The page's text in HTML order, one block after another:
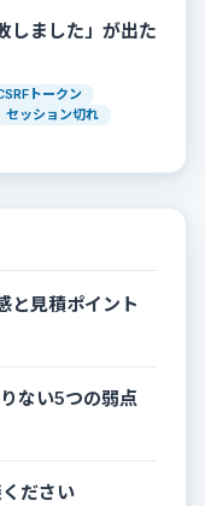
しました」が出た
トークン
セッション切れ
と見積ポイント
ない5つの弱点
ださい